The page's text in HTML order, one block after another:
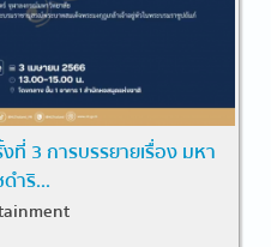
ที่ 3 การบรรยายเรื่อง มหา
ำริ...